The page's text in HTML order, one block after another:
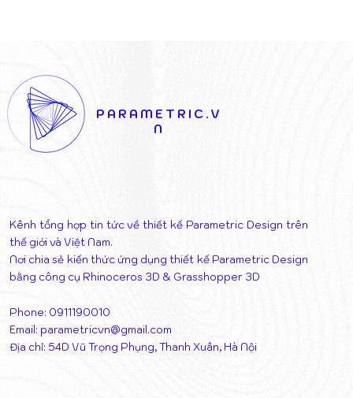
KẾT NỐI NGHỆ THUẬT VÀ
KIẾN TRÚC
PARAMETRIC.V
N
Kênh tổng hợp tin tức về thiết kế Parametric Design trên
thế giới và Việt Nam.
Nơi chia sẻ kiến thức ứng dụng thiết kế Parametric Design
bằng công cụ Rhinoceros 3D & Grasshopper 3D
Phone: 0911190010
Email: parametricvn@gmail.com
Địa chỉ: 54D Vũ Trọng Phụng, Thanh Xuân, Hà Nội